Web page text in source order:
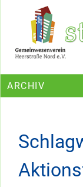
Ein Projekt des
ARCHIV